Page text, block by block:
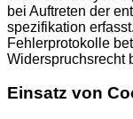
bei Auftreten der
spezifikation
Fehlerprotokolle
Widerspruchsrecht
Einsatz von